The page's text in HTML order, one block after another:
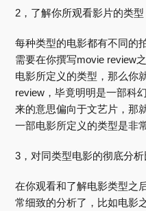
2，了解你所观看影片的类型
每种类型的电影都有不同的
需要在你撰写movie review
电影所定义的类型，那么你
review，毕竟明明是一部科
来的意思偏向于文艺片，那
一部电影所定义的类型是非
3，对同类型电影的彻底分
在你观看和了解电影类型之
常细致的分析了，比如电影